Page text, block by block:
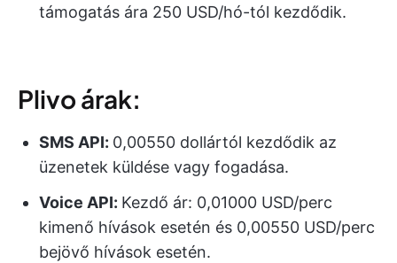
támogatás ára 250 USD/hó-tól kezdődik.
Plivo árak:
SMS API: 0,00550 dollártól kezdődik az
üzenetek küldése vagy fogadása.
Voice API: Kezdő ár: 0,01000 USD/perc
kimenő hívások esetén és 0,00550 USD/perc
bejövő hívások esetén.